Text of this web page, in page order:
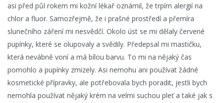
asi před půl rokem mi kožní lékař oznámil, že trpím alergií na
chlor a fluor. Samozřejmě, že i prašné prostředí a přemíra
slunečního záření mi nesvědčí. Okolo úst se mi dělaly červené
pupínky, které se olupovaly a svědily. Předepsal mi mastičku,
která nevábně voní a má bílou barvu. To mi na nějaký čas
pomohlo a pupínky zmizely. Asi nemohu ani používat žádné
kosmetické přípravky, ale potřebovala bych poradit, jestli bych
nemohla používat nějaký krém na velmi suchou pleť a také jak s